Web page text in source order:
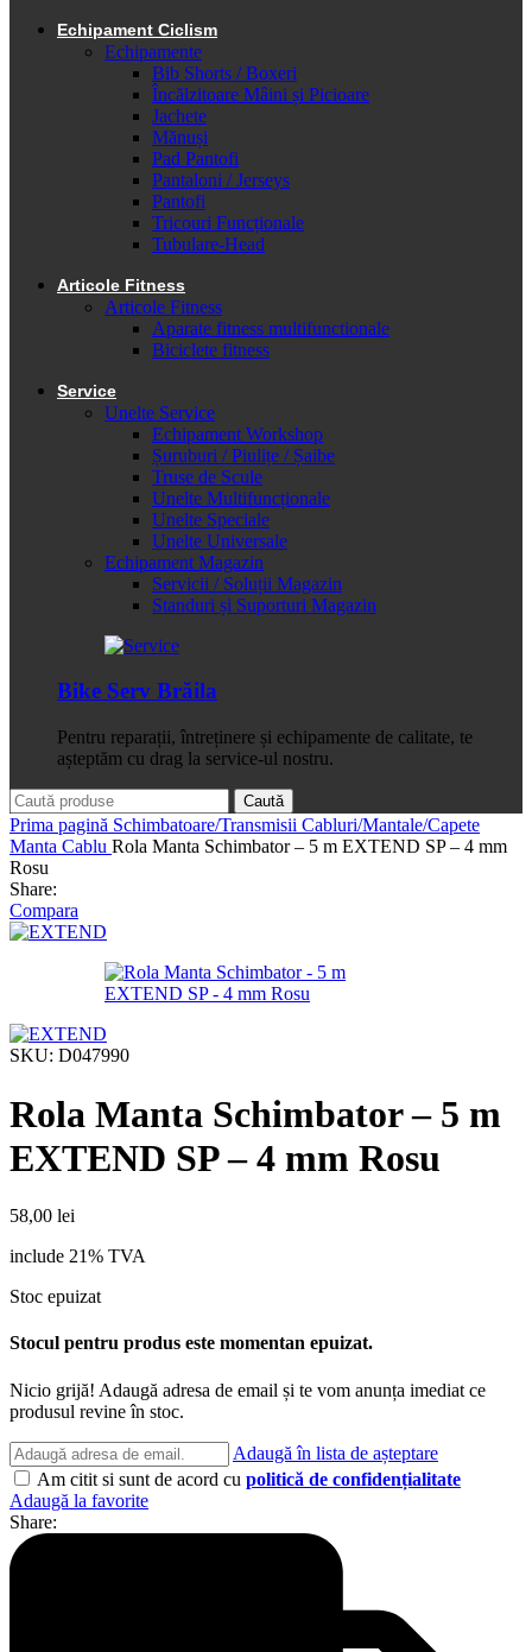
Echipament Ciclism
Echipamente
Bib Shorts / Boxeri
Încălzitoare Mâini și Picioare
Jachete
Mănuși
Pad Pantofi
Pantaloni / Jerseys
Pantofi
Tricouri Funcționale
Tubulare-Head
Articole Fitness
Articole Fitness
Aparate fitness multifunctionale
Biciclete fitness
Service
Unelte Service
Echipament Workshop
Șuruburi / Piulițe / Șaibe
Truse de Scule
Unelte Multifuncționale
Unelte Speciale
Unelte Universale
Echipament Magazin
Servicii / Soluții Magazin
Standuri și Suporturi Magazin
Bike Serv Brăila
Pentru reparații, întreținere și echipamente de calitate, te
așteptăm cu drag la service-ul nostru.
Caută
Prima pagină Schimbatoare/Transmisii Cabluri/Mantale/Capete
Manta Cablu Rola Manta Schimbator – 5 m EXTEND SP – 4 mm
Rosu
Share:
Compara
SKU: D047990
Rola Manta Schimbator – 5 m
EXTEND SP – 4 mm Rosu
58,00 lei
include 21% TVA
Stoc epuizat
Stocul pentru produs este momentan epuizat.
Nicio grijă! Adaugă adresa de email și te vom anunța imediat ce
produsul revine în stoc.
Adaugă în lista de așteptare
Am citit si sunt de acord cu politică de confidențialitate
Adaugă la favorite
Share: